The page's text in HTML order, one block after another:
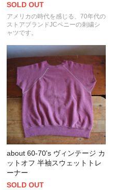
SOLD OUT
アメリカの時代を感じる、70年代の
ストアブランドJCペニーの刺繍シ
ャツです。
about 60-70's ヴィンテージ カ
ットオフ 半袖スウェットトレ
ーナー
SOLD OUT